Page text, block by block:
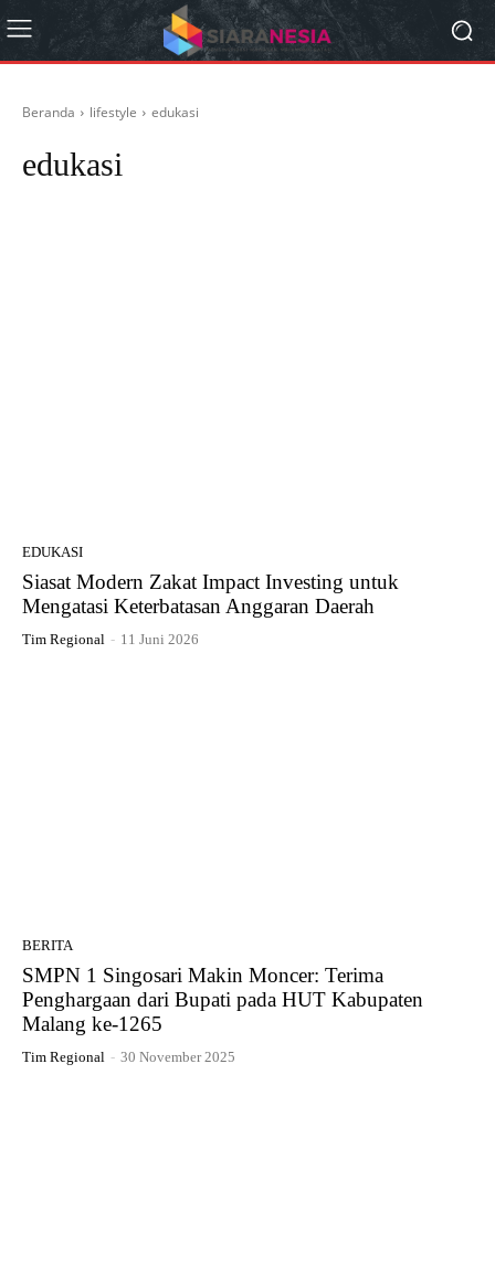
Beranda lifestyle edukasi
edukasi
EDUKASI
Siasat Modern Zakat Impact Investing untuk
Mengatasi Keterbatasan Anggaran Daerah
Tim Regional - 11 Juni 2026
BERITA
SMPN 1 Singosari Makin Moncer: Terima
Penghargaan dari Bupati pada HUT Kabupaten
Malang ke-1265
Tim Regional - 30 November 2025